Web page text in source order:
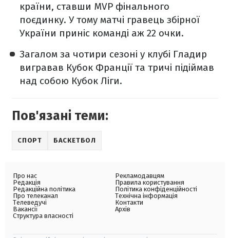
країни, ставши MVP фінального
поєдинку. У тому матчі гравець збірної
України приніс команді аж 22 очки.
Загалом за чотири сезоні у клубі Гладир
вигравав Кубок Франції та тричі підіймав
над собою Кубок Ліги.
Пов'язані теми:
СПОРТ БАСКЕТБОЛ
Про нас
Редакція
Редакційна політика
Про телеканал
Телеведучі
Вакансії
Структура власності
Рекламодавцям
Правила користування
Політика конфіденційності
Технічна інформація
Контакти
Архів